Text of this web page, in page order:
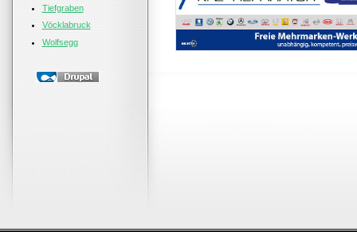
Tiefgraben
Vöcklabruck
Wolfsegg